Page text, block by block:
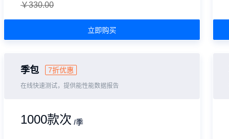
￥330.00
立即购买
季包 7折优惠
在线快速测试，提供能性能数据报告
1000款次 /季